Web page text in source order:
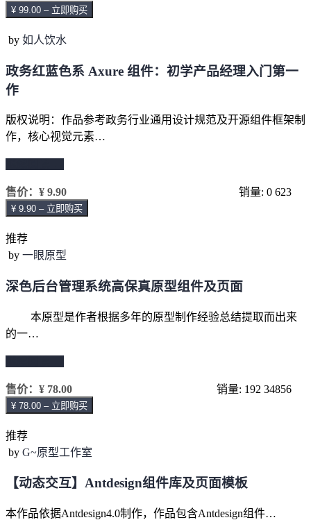
¥ 99.00 – 立即购买
by 如人饮水
政务红蓝色系 Axure 组件：初学产品经理入门第一
作
版权说明：作品参考政务行业通用设计规范及开源组件框架制
作，核心视觉元素…
售价： ¥ 9.90 销量: 0 623
¥ 9.90 – 立即购买
推荐
by 一眼原型
深色后台管理系统高保真原型组件及页面
本原型是作者根据多年的原型制作经验总结提取而出来
的一…
售价： ¥ 78.00 销量: 192 34856
¥ 78.00 – 立即购买
推荐
by G~原型工作室
【动态交互】Antdesign组件库及页面模板
本作品依据Antdesign4.0制作，作品包含Antdesign组件…